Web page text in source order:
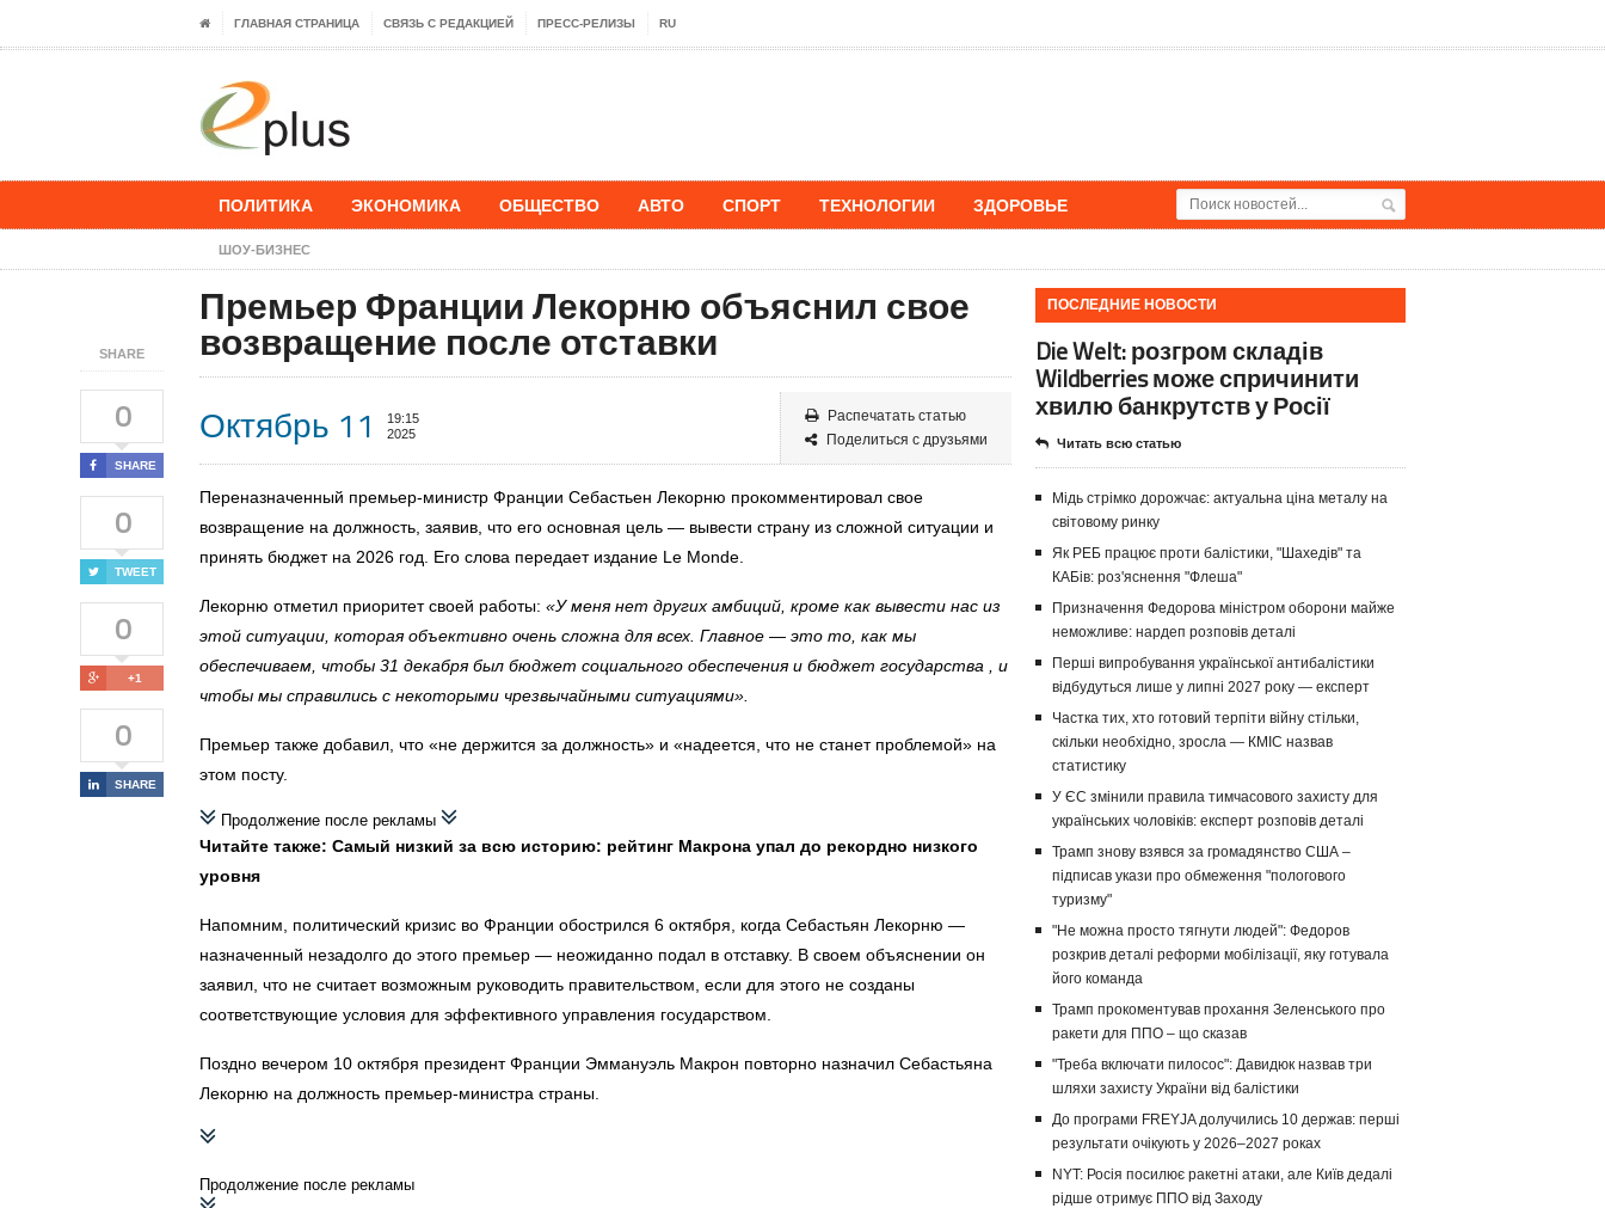
ГЛАВНАЯ СТРАНИЦА СВЯЗЬ С РЕДАКЦИЕЙ ПРЕСС-РЕЛИЗЫ RU
ПОЛИТИКА ЭКОНОМИКА ОБЩЕСТВО АВТО СПОРТ ТЕХНОЛОГИИ ЗДОРОВЬЕ
ШОУ-БИЗНЕС
SHARE
0
SHARE
0
TWEET
0
+1
0
SHARE
Премьер Франции Лекорню объяснил свое
возвращение после отставки
Октябрь 11
19:15
2025
Распечатать статью
Поделиться с друзьями
Переназначенный премьер-министр Франции Себастьен Лекорню прокомментировал свое
возвращение на должность, заявив, что его основная цель — вывести страну из сложной ситуации и
принять бюджет на 2026 год. Его слова передает издание Le Monde.
Лекорню отметил приоритет своей работы: «У меня нет других амбиций, кроме как вывести нас из
этой ситуации, которая объективно очень сложна для всех. Главное — это то, как мы
обеспечиваем, чтобы 31 декабря был бюджет социального обеспечения и бюджет государства , и
чтобы мы справились с некоторыми чрезвычайными ситуациями».
Премьер также добавил, что «не держится за должность» и «надеется, что не станет проблемой» на
этом посту.
Продолжение после рекламы
Читайте также: Самый низкий за всю историю: рейтинг Макрона упал до рекордно низкого
уровня
Напомним, политический кризис во Франции обострился 6 октября, когда Себастьян Лекорню —
назначенный незадолго до этого премьер — неожиданно подал в отставку. В своем объяснении он
заявил, что не считает возможным руководить правительством, если для этого не созданы
соответствующие условия для эффективного управления государством.
Поздно вечером 10 октября президент Франции Эммануэль Макрон повторно назначил Себастьяна
Лекорню на должность премьер-министра страны.
Продолжение после рекламы
ПОСЛЕДНИЕ НОВОСТИ
Die Welt: розгром складів
Wildberries може спричинити
хвилю банкрутств у Росії
Читать всю статью
Мідь стрімко дорожчає: актуальна ціна металу на
світовому ринку
Як РЕБ працює проти балістики, "Шахедів" та
КАБів: роз'яснення "Флеша"
Призначення Федорова міністром оборони майже
неможливе: нардеп розповів деталі
Перші випробування української антибалістики
відбудуться лише у липні 2027 року — експерт
Частка тих, хто готовий терпіти війну стільки,
скільки необхідно, зросла — КМІС назвав
статистику
У ЄС змінили правила тимчасового захисту для
українських чоловіків: експерт розповів деталі
Трамп знову взявся за громадянство США –
підписав укази про обмеження "пологового
туризму"
"Не можна просто тягнути людей": Федоров
розкрив деталі реформи мобілізації, яку готувала
його команда
Трамп прокоментував прохання Зеленського про
ракети для ППО – що сказав
"Треба включати пилосос": Давидюк назвав три
шляхи захисту України від балістики
До програми FREYJA долучились 10 держав: перші
результати очікують у 2026–2027 роках
NYT: Росія посилює ракетні атаки, але Київ дедалі
рідше отримує ППО від Заходу